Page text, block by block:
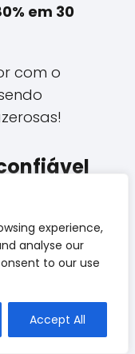
experience,
analyse our
to our use
Accept All
em 30
com o
elétrico é
alemã
de
confiável